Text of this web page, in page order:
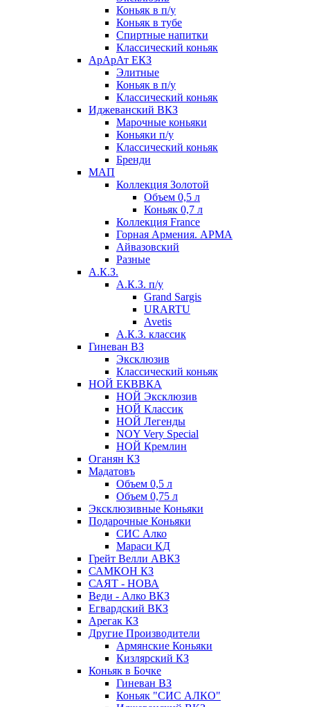
Коньяк в п/у
Коньяк в тубе
Спиртные напитки
Классический коньяк
АрАрАт ЕКЗ
Элитные
Коньяк в п/у
Классический коньяк
Иджеванский ВКЗ
Марочные коньяки
Коньяки п/у
Классический коньяк
Бренди
МАП
Коллекция Золотой
Объем 0,5 л
Коньяк 0,7 л
Коллекция France
Горная Армения. АРМА
Айвазовский
Разные
А.К.З.
А.К.З. п/у
Grand Sargis
URARTU
Avetis
А.К.З. классик
Гиневан ВЗ
Эксклюзив
Классический коньяк
НОЙ ЕКВВКА
НОЙ Эксклюзив
НОЙ Классик
НОЙ Легенды
NOY Very Speсial
НОЙ Кремлин
Оганян КЗ
Мадатовъ
Объем 0,5 л
Объем 0,75 л
Эксклюзивные Коньяки
Подарочные Коньяки
СИС Алко
Мараси КД
Грейт Велли АВКЗ
САМКОН КЗ
САЯТ - НОВА
Веди - Алко ВКЗ
Егвардский ВКЗ
Арегак КЗ
Другие Производители
Армянские Коньяки
Кизлярский КЗ
Коньяк в Бочке
Гиневан ВЗ
Коньяк "СИС АЛКО"